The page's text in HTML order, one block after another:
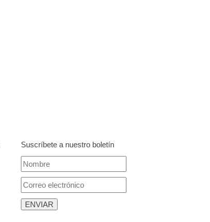
Suscríbete a nuestro boletín